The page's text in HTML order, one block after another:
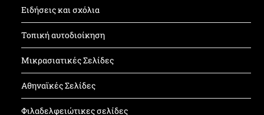
Ειδήσεις και σχόλια
Τοπική αυτοδιοίκηση
Μικρασιατικές Σελίδες
Αθηναϊκές Σελίδες
Φιλαδελφειώτικες σελίδες